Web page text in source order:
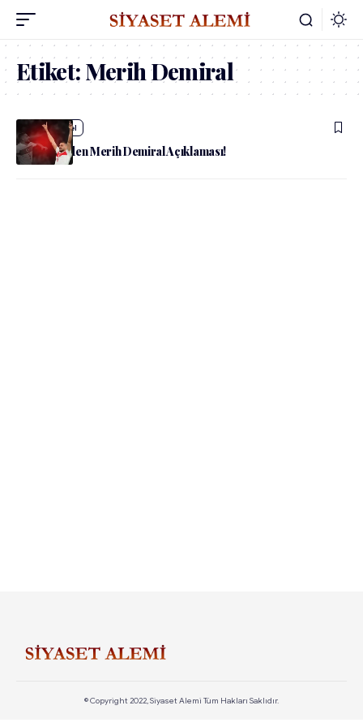
Etiket:Merih Demiral
admin Güncel
Dışişleri’nden Merih Demiral Açıklaması!
© Copyright 2022, Siyaset Alemi Tüm Hakları Saklıdır.